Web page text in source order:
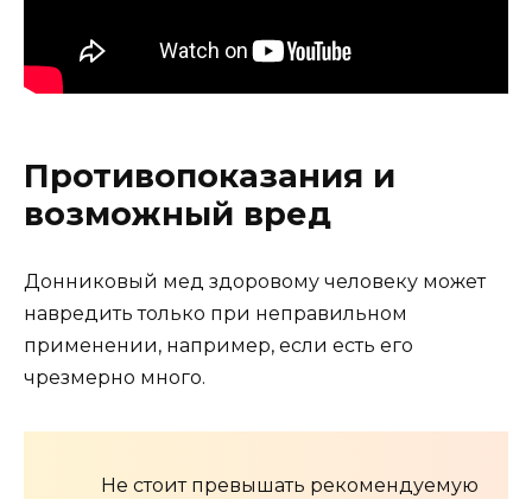
Противопоказания и
возможный вред
Донниковый мед здоровому человеку может
навредить только при неправильном
применении, например, если есть его
чрезмерно много.
Не стоит превышать рекомендуемую